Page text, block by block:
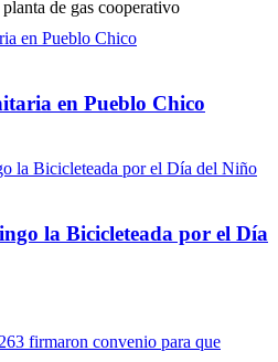
en Pueblo Chico
la Bicicleteada por el Día